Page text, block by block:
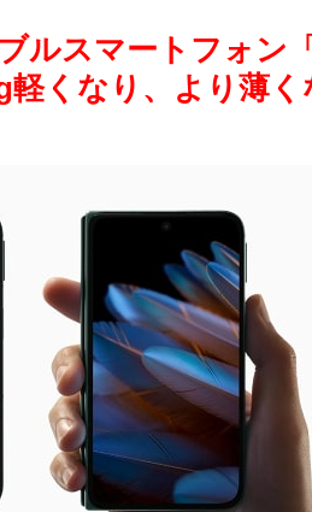
ルスマートフォ
軽くなり、より薄